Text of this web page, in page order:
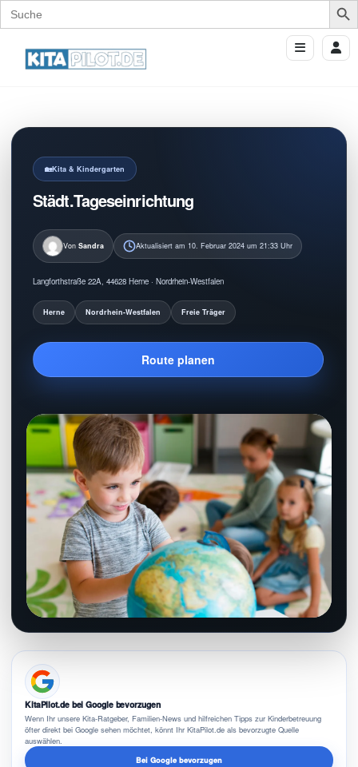
Search
for:
Kita & Kindergarten
Städt.Tageseinrichtung
Von Sandra Aktualisiert am 10. Februar 2024 um 21:33 Uhr
Langforthstraße 22A, 44628 Herne · Nordrhein-Westfalen
Herne Nordrhein-Westfalen Freie Träger
Route planen
KitaPilot.de bei Google bevorzugen
Wenn Ihr unsere Kita-Ratgeber, Familien-News und hilfreichen Tipps zur Kinderbetreuung
öfter direkt bei Google sehen möchtet, könnt Ihr KitaPilot.de als bevorzugte Quelle
auswählen.
Bei Google bevorzugen